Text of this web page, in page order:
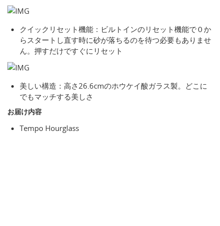
クイックリセット機能：ビルトインのリセット機能で０か
らスタートし直す時に砂が落ちるのを待つ必要もありませ
ん。押すだけですぐにリセット
美しい構造：高さ26.6cmのホウケイ酸ガラス製。どこに
でもマッチする美しさ
お届け内容
Tempo Hourglass